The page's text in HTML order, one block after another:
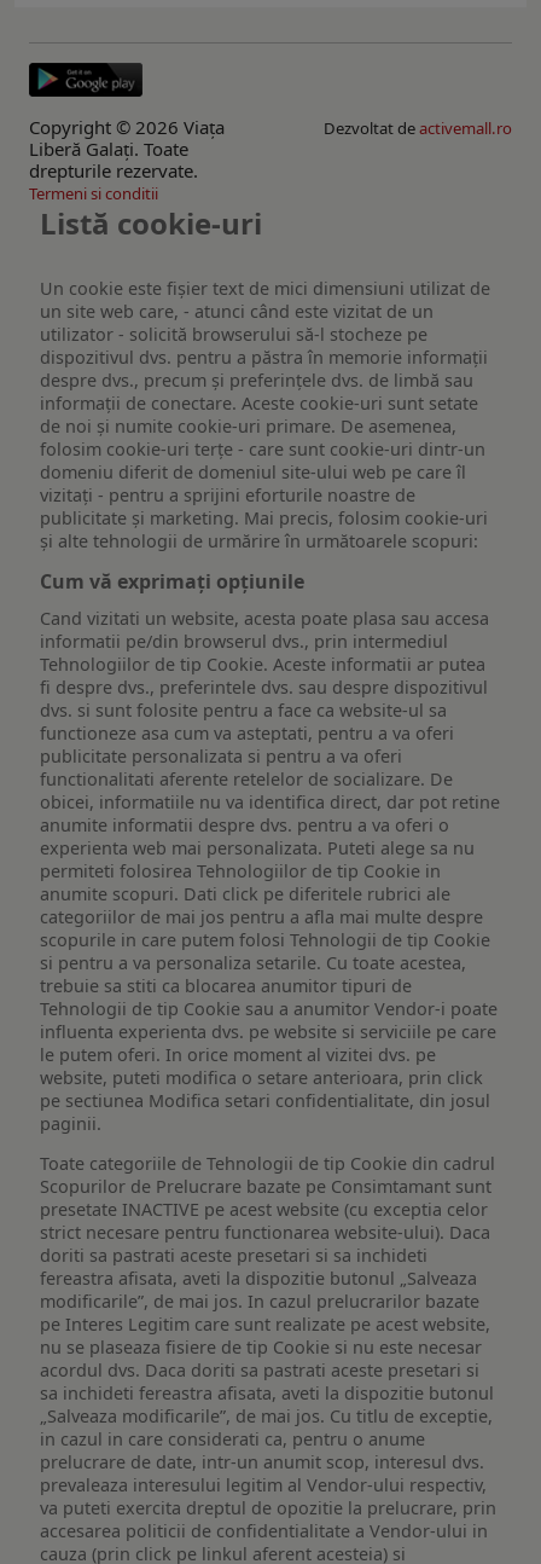
Copyright © 2026 Viaţa
Liberă Galaţi. Toate
drepturile rezervate.
Dezvoltat deactivemall.ro
Termeni si conditii
Listă cookie-uri
Un cookie este fişier text de mici dimensiuni utilizat de
un site web care, - atunci când este vizitat de un
utilizator - solicită browserului să-l stocheze pe
dispozitivul dvs. pentru a păstra în memorie informații
despre dvs., precum și preferințele dvs. de limbă sau
informații de conectare. Aceste cookie-uri sunt setate
de noi și numite cookie-uri primare. De asemenea,
folosim cookie-uri terțe - care sunt cookie-uri dintr-un
domeniu diferit de domeniul site-ului web pe care îl
vizitați - pentru a sprijini eforturile noastre de
publicitate și marketing. Mai precis, folosim cookie-uri
și alte tehnologii de urmărire în următoarele scopuri:
Cum vă exprimați opțiunile
Cand vizitati un website, acesta poate plasa sau accesa
informatii pe/din browserul dvs., prin intermediul
Tehnologiilor de tip Cookie. Aceste informatii ar putea
fi despre dvs., preferintele dvs. sau despre dispozitivul
dvs. si sunt folosite pentru a face ca website-ul sa
functioneze asa cum va asteptati, pentru a va oferi
publicitate personalizata si pentru a va oferi
functionalitati aferente retelelor de socializare. De
obicei, informatiile nu va identifica direct, dar pot retine
anumite informatii despre dvs. pentru a va oferi o
experienta web mai personalizata. Puteti alege sa nu
permiteti folosirea Tehnologiilor de tip Cookie in
anumite scopuri. Dati click pe diferitele rubrici ale
categoriilor de mai jos pentru a afla mai multe despre
scopurile in care putem folosi Tehnologii de tip Cookie
si pentru a va personaliza setarile. Cu toate acestea,
trebuie sa stiti ca blocarea anumitor tipuri de
Tehnologii de tip Cookie sau a anumitor Vendor-i poate
influenta experienta dvs. pe website si serviciile pe care
le putem oferi. In orice moment al vizitei dvs. pe
website, puteti modifica o setare anterioara, prin click
pe sectiunea Modifica setari confidentialitate, din josul
paginii.
Toate categoriile de Tehnologii de tip Cookie din cadrul
Scopurilor de Prelucrare bazate pe Consimtamant sunt
presetate INACTIVE pe acest website (cu exceptia celor
strict necesare pentru functionarea website-ului). Daca
doriti sa pastrati aceste presetari si sa inchideti
fereastra afisata, aveti la dispozitie butonul „Salveaza
modificarile”, de mai jos. In cazul prelucrarilor bazate
pe Interes Legitim care sunt realizate pe acest website,
nu se plaseaza fisiere de tip Cookie si nu este necesar
acordul dvs. Daca doriti sa pastrati aceste presetari si
sa inchideti fereastra afisata, aveti la dispozitie butonul
„Salveaza modificarile”, de mai jos. Cu titlu de exceptie,
in cazul in care considerati ca, pentru o anume
prelucrare de date, intr-un anumit scop, interesul dvs.
prevaleaza interesului legitim al Vendor-ului respectiv,
va puteti exercita dreptul de opozitie la prelucrare, prin
accesarea politicii de confidentialitate a Vendor-ului in
cauza (prin click pe linkul aferent acesteia) si